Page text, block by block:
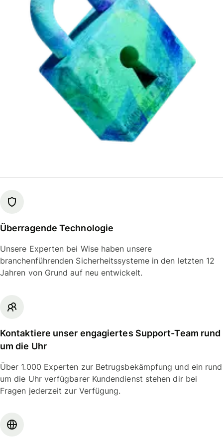
Überragende Technologie
Unsere Experten bei Wise haben unsere
branchenführenden Sicherheitssysteme in den letzten 12
Jahren von Grund auf neu entwickelt.
Kontaktiere unser engagiertes Support-Team rund
um die Uhr
Über 1.000 Experten zur Betrugsbekämpfung und ein rund
um die Uhr verfügbarer Kundendienst stehen dir bei
Fragen jederzeit zur Verfügung.